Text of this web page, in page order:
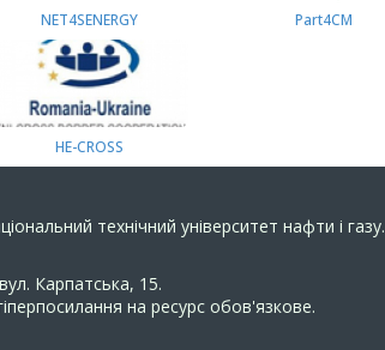
NET4SENERGY Part4СМ
HE-CROSS
технічний університет нафти і газу.
Карпатська, 15.
на ресурс обов'язкове.